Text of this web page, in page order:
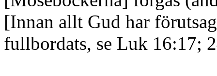
[Innan allt Gud har
fullbordats, se Luk 16:17;